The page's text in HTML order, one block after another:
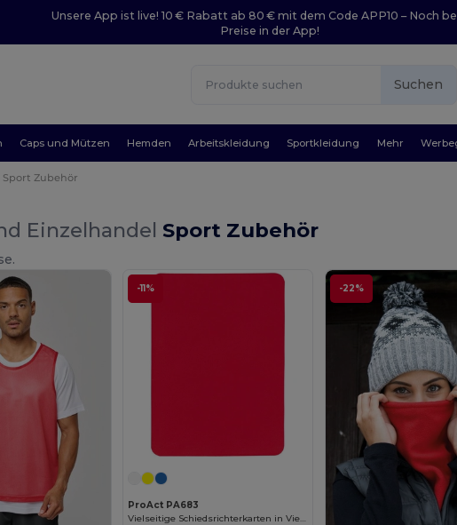
Unsere App ist live! 10 € Rabatt ab 80 € mit dem Code APP10 – Noch
Preise in der App!
Suchen
Caps und Mützen Hemden Arbeitskleidung Sportkleidung Mehr
Sport Zubehör
Einzelhandel Sport Zubehör
-11%
ProAct PA683
Vielseitige Schiedsrichterkarten in Vier Farben
-22%